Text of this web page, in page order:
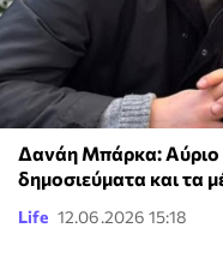
Δανάη Μπάρκα: Αύριο
δημοσιεύματα και τα
Life 12.06.2026 15:18